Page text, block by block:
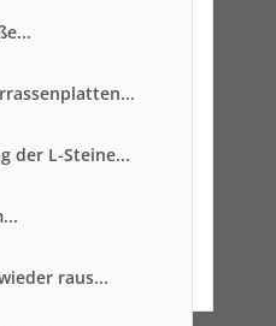
der L-Steine...
raus...